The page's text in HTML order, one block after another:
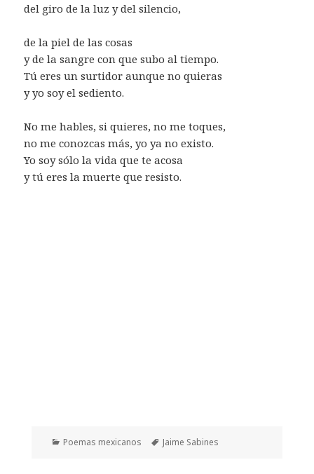
del giro de la luz y del silencio,
de la piel de las cosas
y de la sangre con que subo al tiempo.
Tú eres un surtidor aunque no quieras
y yo soy el sediento.
No me hables, si quieres, no me toques,
no me conozcas más, yo ya no existo.
Yo soy sólo la vida que te acosa
y tú eres la muerte que resisto.
Categorías
Poemas mexicanos Etiquetas
Jaime Sabines